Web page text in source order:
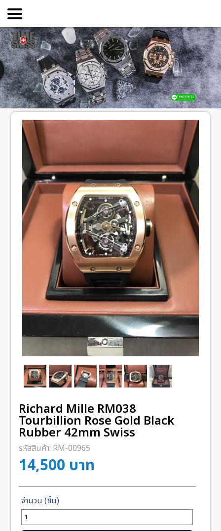
Richard Mille RM038
Tourbillion Rose Gold Black
Rubber 42mm Swiss
รหัสสินค้า: RM-00965
14,500 บาท
จำนวน
Richard